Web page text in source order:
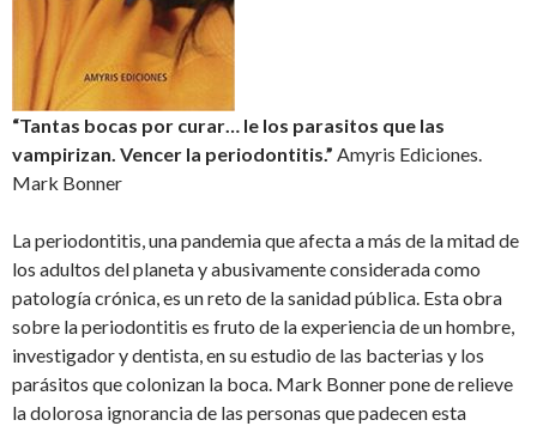
“Tantas bocas por curar… le los parasitos que las
vampirizan. Vencer la periodontitis.” Amyris Ediciones.
Mark Bonner
La periodontitis, una pandemia que afecta a más de la mitad de
los adultos del planeta y abusivamente considerada como
patología crónica, es un reto de la sanidad pública. Esta obra
sobre la periodontitis es fruto de la experiencia de un hombre,
investigador y dentista, en su estudio de las bacterias y los
parásitos que colonizan la boca. Mark Bonner pone de relieve
la dolorosa ignorancia de las personas que padecen esta